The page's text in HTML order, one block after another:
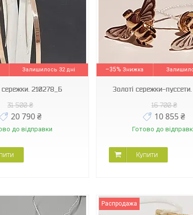
Залишилось 32 дні
сережки. 210278_Б
31 500 ₴
20 790 ₴
до відправки
–35%
Золоті сережки-
16 700 ₴
10 855 ₴
Готово до
Купити
Распродажа